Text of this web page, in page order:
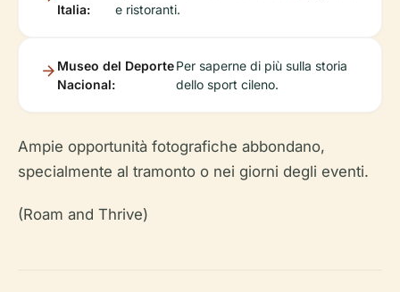
Italia:
e ristoranti.
Museo del Deporte
Nacional:
Per saperne di più sulla storia
dello sport cileno.
Ampie opportunità fotografiche abbondano,
specialmente al tramonto o nei giorni degli eventi.
(Roam and Thrive)